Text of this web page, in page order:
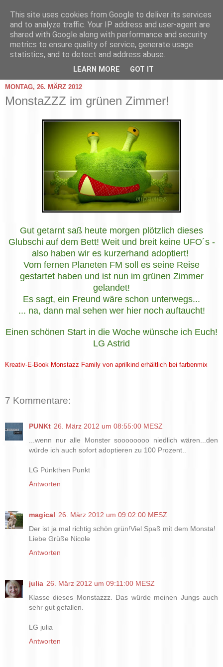
MONTAG, 26. MÄRZ 2012
MonstaZZZ im grünen Zimmer!
Gut getarnt saß heute morgen plötzlich dieses
Glubschi auf dem Bett! Weit und breit keine UFO´s -
also haben wir es kurzerhand adoptiert!
Vom fernen Planeten FM soll es seine Reise
gestartet haben und ist nun im grünen Zimmer
gelandet!
Es sagt, ein Freund wäre schon unterwegs...
... na, dann mal sehen wer hier noch auftaucht!
Einen schönen Start in die Woche wünsche ich Euch!
LG Astrid
Kreativ-E-Book Monstazz Family von aprilkind erhältlich bei farbenmix
7 Kommentare:
PUNKt 26. März 2012 um 08:55:00 MESZ
...wenn nur alle Monster soooooooo niedlich wären...den
würde ich auch sofort adoptieren zu 100 Prozent..
LG Pünkthen Punkt
Antworten
magical 26. März 2012 um 09:02:00 MESZ
Der ist ja mal richtig schön grün!Viel Spaß mit dem Monsta!
Liebe Grüße Nicole
Antworten
julia 26. März 2012 um 09:11:00 MESZ
Klasse dieses Monstazzz. Das würde meinen Jungs auch
sehr gut gefallen.
LG julia
Antworten
This site uses cookies from Google to deliver its services
and to analyze traffic. Your IP address and user-agent are
shared with Google along with performance and security
metrics to ensure quality of service, generate usage
statistics, and to detect and address abuse.
LEARN MORE GOT IT